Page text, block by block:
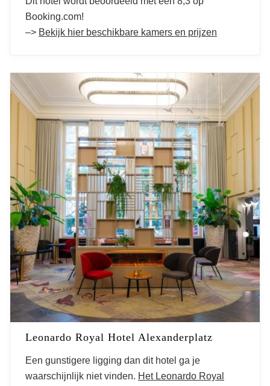
Booking.com!
–> Bekijk hier beschikbare kamers en prijzen
Leonardo Royal Hotel Alexanderplatz
Een gunstigere ligging dan dit hotel ga je
waarschijnlijk niet vinden. Het Leonardo Royal